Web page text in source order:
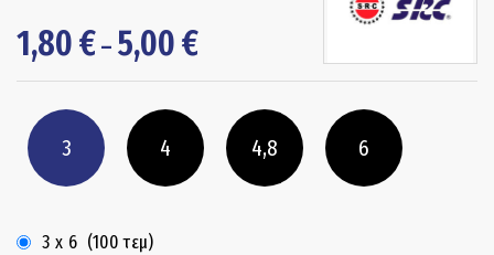
1,80€– 5,00€Price
through
5,00 €
3 4 4,8 6
3 x 6 (100 τεμ)